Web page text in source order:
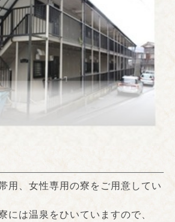
女性専用の寮をご用意してい
温泉をひいていますので、